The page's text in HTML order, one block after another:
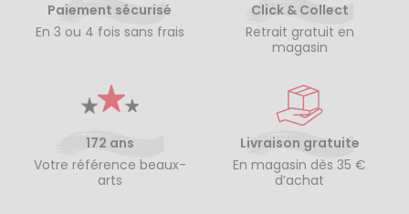
Paiement sécurisé
En 3 ou 4 fois sans frais
Click & Collect
Retrait gratuit en
magasin
172 ans
Votre référence beaux-
arts
Livraison gratuite
En magasin dès 35 €
d’achat